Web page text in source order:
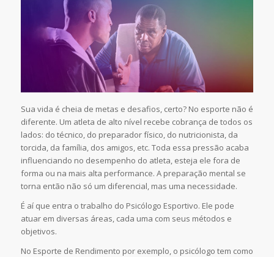
Sua vida é cheia de metas e desafios, certo? No esporte não é
diferente. Um atleta de alto nível recebe cobrança de todos os
lados: do técnico, do preparador físico, do nutricionista, da
torcida, da família, dos amigos, etc. Toda essa pressão acaba
influenciando no desempenho do atleta, esteja ele fora de
forma ou na mais alta performance. A preparação mental se
torna então não só um diferencial, mas uma necessidade.
É aí que entra o trabalho do Psicólogo Esportivo. Ele pode
atuar em diversas áreas, cada uma com seus métodos e
objetivos.
No Esporte de Rendimento por exemplo, o psicólogo tem como